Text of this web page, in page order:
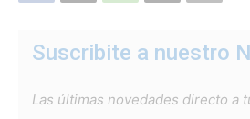
Suscribite a nuestro
Las últimas novedades directo a